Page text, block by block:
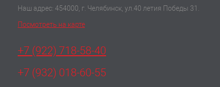
Наш адрес: 454000, г. Челябинск, ул.40 летия Победы 31.
Посмотреть на карте
+7 (922) 718-58-40
+7 (932) 018-60-55